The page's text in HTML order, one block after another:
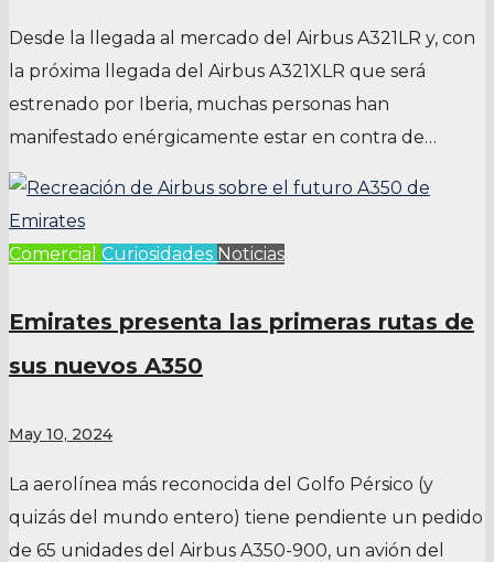
Desde la llegada al mercado del Airbus A321LR y, con
la próxima llegada del Airbus A321XLR que será
estrenado por Iberia, muchas personas han
manifestado enérgicamente estar en contra de…
Comercial Curiosidades Noticias
Emirates presenta las primeras rutas de
sus nuevos A350
May 10, 2024
La aerolínea más reconocida del Golfo Pérsico (y
quizás del mundo entero) tiene pendiente un pedido
de 65 unidades del Airbus A350-900, un avión del